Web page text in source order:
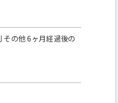
その他 6ヶ月経過後の